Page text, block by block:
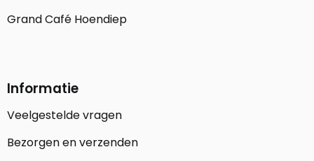
Grand Café Hoendiep
Informatie
Veelgestelde vragen
Bezorgen en verzenden